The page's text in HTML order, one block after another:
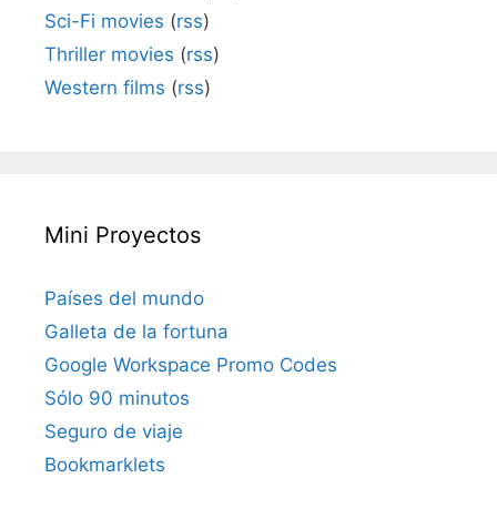
Sci-Fi movies (rss)
Thriller movies (rss)
Western films (rss)
Mini Proyectos
Países del mundo
Galleta de la fortuna
Google Workspace Promo Codes
Sólo 90 minutos
Seguro de viaje
Bookmarklets